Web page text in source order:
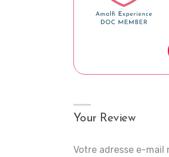
Your Review
Votre adresse e-mail